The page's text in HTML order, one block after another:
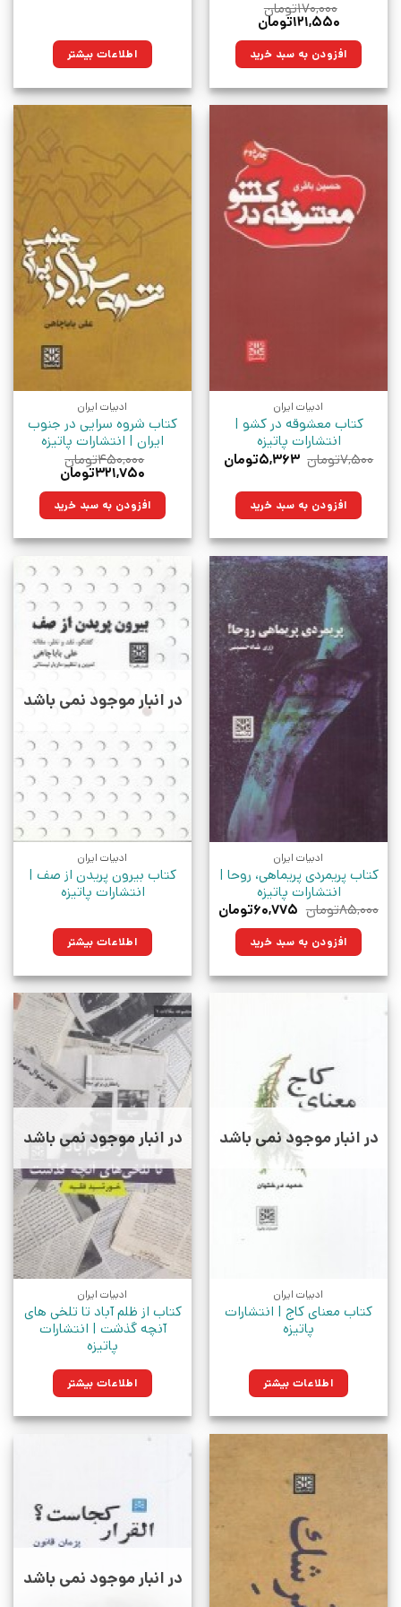
۱۷۰,۰۰۰تومان
قیمت
۱۷۰,۰۰۰تومان
بود.
۱۲۱,۵۵۰تومان
۱۲۱,۵۵۰تومان.افزودن به سبد خرید اطلاعات بیشتر
ادبیات ایران
کتاب معشوقه در کشو |
انتشارات پاتیزه
۷,۵۰۰تومان قیمت
بود.
۵,۳۶۳تومان
افزودن به سبد خرید
ادبیات ایران
کتاب شروه سرایی در جنوب
ایران | انتشارات پاتیزه
۴۵۰,۰۰۰تومان
قیمت
۴۵۰,۰۰۰تومان
بود.
۳۲۱,۷۵۰تومان
۳۲۱,۷۵۰تومان.افزودن به سبد خرید
ادبیات ایران
کتاب پریمردی پریماهی، روحا |
انتشارات پاتیزه
۸۵,۰۰۰تومان قیمت
۸۵,۰۰۰تومان
بود.
۶۰,۷۷۵تومانقیمت
فعلی:
افزودن به سبد خرید
در انبار موجود نمی باشد
ادبیات ایران
کتاب بیرون پریدن از صف |
انتشارات پاتیزه
اطلاعات بیشتر
در انبار موجود نمی باشد
ادبیات ایران
کتاب معنای کاج | انتشارات
پاتیزه
اطلاعات بیشتر
در انبار موجود نمی باشد
ادبیات ایران
کتاب از ظلم آباد تا تلخی های
آنچه گذشت | انتشارات
پاتیزه
اطلاعات بیشتر
در انبار موجود نمی باشد